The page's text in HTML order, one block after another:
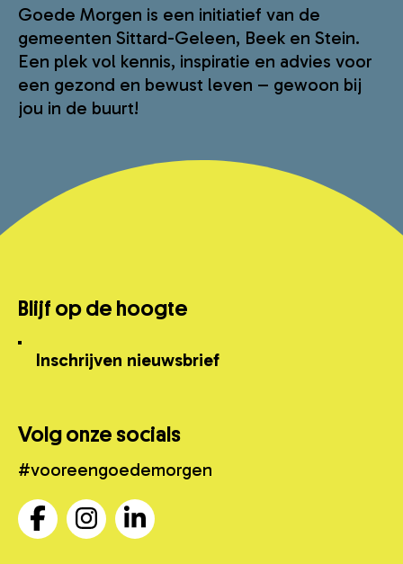
Goede Morgen is een initiatief van de
gemeenten Sittard-Geleen, Beek en Stein.
Een plek vol kennis, inspiratie en advies voor
een gezond en bewust leven – gewoon bij
jou in de buurt!
Blijf op de hoogte
Inschrijven nieuwsbrief
Volg onze socials
#vooreengoedemorgen